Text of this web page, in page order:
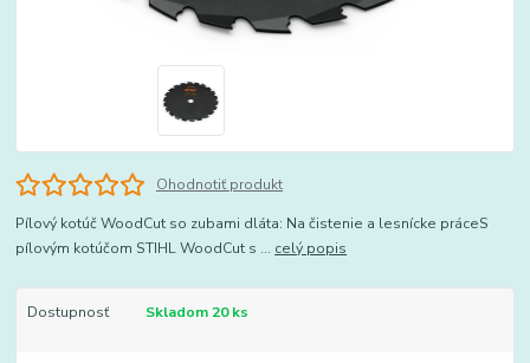
Ohodnotiť produkt
Pílový kotúč WoodCut so zubami dláta: Na čistenie a lesnícke práceS
pílovým kotúčom STIHL WoodCut s ... celý popis
Dostupnosť Skladom 20 ks